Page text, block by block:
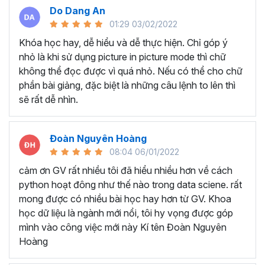
Tại sao bạn nên chọn khóa
học lập trình Python tại
Gitiho?
Nội dung khóa học bao gồm6 chương ,49 bài
giảngvà9 giờ 33 phúthọc sẽ giúp bạn nắm vững các
kỹ năng, thao tác xử lý, trực quan hóa kết quả dựa trên
thống kê thông quan ngôn ngữ lập trình Python.
Trong khóa học xử lý dữ liệu với python này, ngoài được
tiếp cận với các lý thuyết lập trình với Python, Gitiho còn
cung cấp cácCase Studygiúp bạn tiếp cận được với
các bài toán thực tiễn, từ đó nắm được quy trình để ứng
dụng vào công việc trong doanh nghiệp như thế nào.
Khóa học sẽ được tổ chức theo hình thức online dưới
dạng video quay sẵn. Bạn sẽ được sở hữu trọn đời sau khi
đăng ký và học đi học lại cho đến khi nhớ bài.
Nội dung học sẽ được cập nhật và update thường xuyên,
Do Dang An
01:29 03/02/2022
Khóa học hay, dễ hiểu và dễ thực hiện. Chỉ góp ý
nhỏ là khi sử dụng picture in picture mode thì chữ
không thể đọc được vì quá nhỏ. Nếu có thể cho chữ
phần bài giảng, đặc biệt là những câu lệnh to lên thì
sẽ rất dễ nhìn.
Đoàn Nguyên Hoàng
08:04 06/01/2022
cảm ơn GV rất nhiều tôi đã hiểu nhiều hơn về cách
python hoạt đông như thế nào trong data sciene. rất
mong được có nhiều bài học hay hơn từ GV. Khoa
học dữ liệu là ngành mới nổi, tôi hy vọng được góp
mình vào công việc mới này Kí tên Đoàn Nguyên
Hoàng